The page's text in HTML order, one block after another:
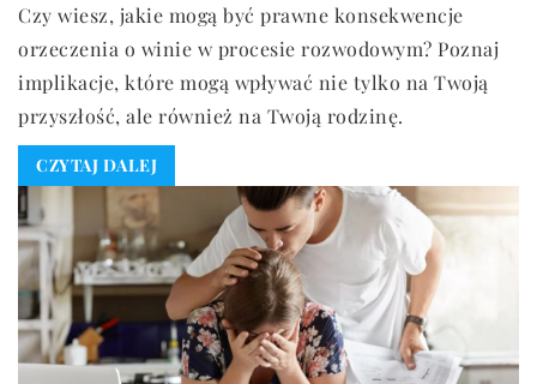
Czy wiesz, jakie mogą być prawne konsekwencje
orzeczenia o winie w procesie rozwodowym? Poznaj
implikacje, które mogą wpływać nie tylko na Twoją
przyszłość, ale również na Twoją rodzinę.
CZYTAJ DALEJ